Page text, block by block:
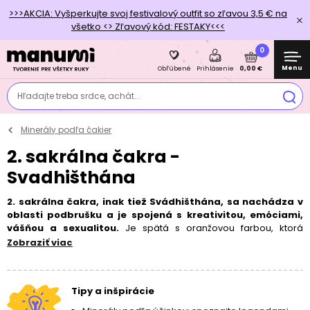
>>>AKCIA: Vyšperkujte svoj festivalový outfit so zľavou 3,5 € na
všetko <> Zľavový kód: FESTAKY<<<
Hľadajte treba srdce, achát...
Obľúbené Prihlásenie
0
0,00 € Menu
Minerály podľa čakier
2. sakrálna čakra -
Svadhišthána
2. sakrálna čakra, inak tiež Svádhišthána, sa nachádza v
oblasti podbrušku a je spojená s kreativitou, emóciami,
vášňou a sexualitou. Je spätá s oranžovou farbou, ktorá
podporuje vyjadrovanie kreativity, sexuality, živosť a citovú hĺbku.
pretože vaša kreativita je zablokovaná, môžete trpieť
prejavovaním emócií.
Zobraziť viac
Tipy a inšpirácie